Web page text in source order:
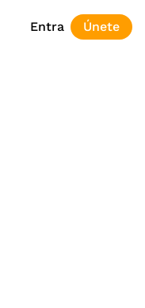
Entra Únete